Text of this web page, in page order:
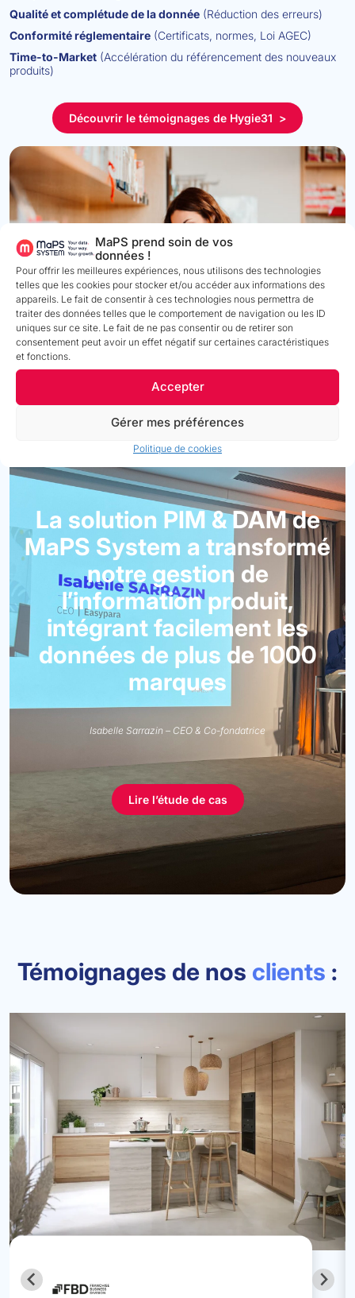
MaPS prend soin de vos
données !
Pour offrir les meilleures expériences, nous utilisons des technologies
telles que les cookies pour stocker et/ou accéder aux informations des
appareils. Le fait de consentir à ces technologies nous permettra de
traiter des données telles que le comportement de navigation ou les ID
uniques sur ce site. Le fait de ne pas consentir ou de retirer son
consentement peut avoir un effet négatif sur certaines caractéristiques
et fonctions.
Accepter
Gérer mes préférences
Politique de cookies
Qualité et complétude de la donnée (Réduction des erreurs)
Conformité réglementaire (Certificats, normes, Loi AGEC)
Time-to-Market (Accélération du référencement des nouveaux
produits)
Découvrir le témoignages de Hygie31 >
La solution PIM & DAM de
MaPS System a transformé
notre gestion de
l’information produit,
intégrant facilement les
données de plus de 1000
marques
Isabelle Sarrazin – CEO & Co-fondatrice
Lire l’étude de cas
Témoignages de nos clients :